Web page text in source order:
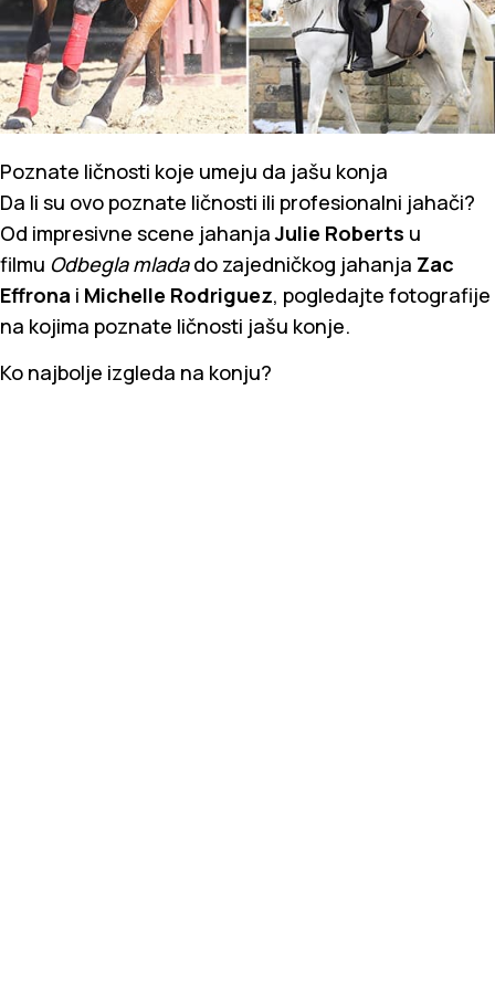
Poznate ličnosti koje umeju da jašu konja
Da li su ovo poznate ličnosti ili profesionalni jahači?
Od impresivne scene jahanjaJulie Roberts u
filmu Odbegla mladado zajedničkog jahanja Zac
Effrona i Michelle Rodriguez, pogledajte fotografije
na kojima poznate ličnosti jašu konje.
Ko najbolje izgleda na konju?